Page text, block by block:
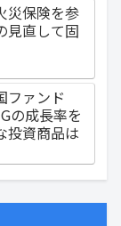
災保険を参
見直して固
ファンド
の成長率を
投資商品は